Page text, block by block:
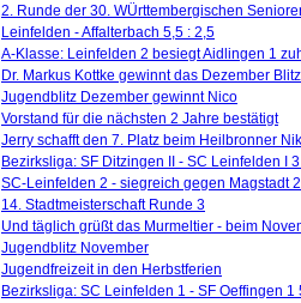
2. Runde der 30. WÜrttembergischen
Leinfelden - Affalterbach 5,5 : 2,5
A-Klasse: Leinfelden 2 besiegt Aidlingen 1
Dr. Markus Kottke gewinnt das Dezember
Jugendblitz Dezember gewinnt Nico
Vorstand für die nächsten 2 Jahre bestätigt
Jerry schafft den 7. Platz beim Heilbronner
Bezirksliga: SF Ditzingen II - SC Leinfelden I
SC-Leinfelden 2 - siegreich gegen Magstadt 2
14. Stadtmeisterschaft Runde 3
Und täglich grüßt das Murmeltier - beim
Jugendblitz November
Jugendfreizeit in den Herbstferien
Bezirksliga: SC Leinfelden 1 - SF Oeffingen 1